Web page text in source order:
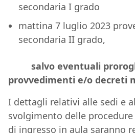
secondaria I grado
mattina 7 luglio 2023
secondaria II grado,
salvo eventuali
provvedimenti e/o decreti
I dettagli relativi alle sedi e
svolgimento delle
di ingresso in aula saranno